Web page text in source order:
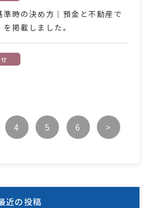
時の決め方｜預金と不動産で
掲載しました。
4 5 6 >
近の投稿